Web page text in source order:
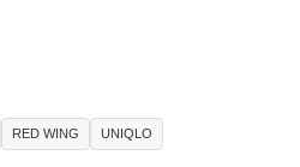
RED WING UNIQLO